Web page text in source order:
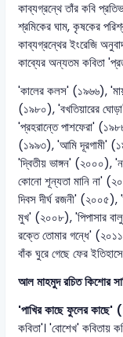
কাব্যগ্রন্থে তাঁর কবি
শ্রমিকের ঘাম, কৃষকের
কাব্যগ্রন্থের ইংরেজি
কাব্যের অন্যতম কবিতা
'কালের কলস' (১৯৬৬),
(১৯৮০), 'বখতিয়ারের
'প্রহরান্তে পাশফেরা'
(১৯৯৩), 'আমি দূরগামী'
'দ্বিতীয় ভাঙ্গন' (২০০০),
কোনো শূন্যতা মানি না'
দিবস দীর্ঘ রজনী'
মুখ' (২০০৮), 'পিপাসার
রক্তে তোমার গন্ধে'
বাঁক ঘুরে গেছে ফের
আল মাহমুদ রচিত কিশোর
'পাখির কাছে ফুলের
কবিতা'। 'বোশেখ' কবিতায়